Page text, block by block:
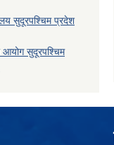
सुदूरपश्चिम प्रदेश
आयोग सुदूरपश्चिम